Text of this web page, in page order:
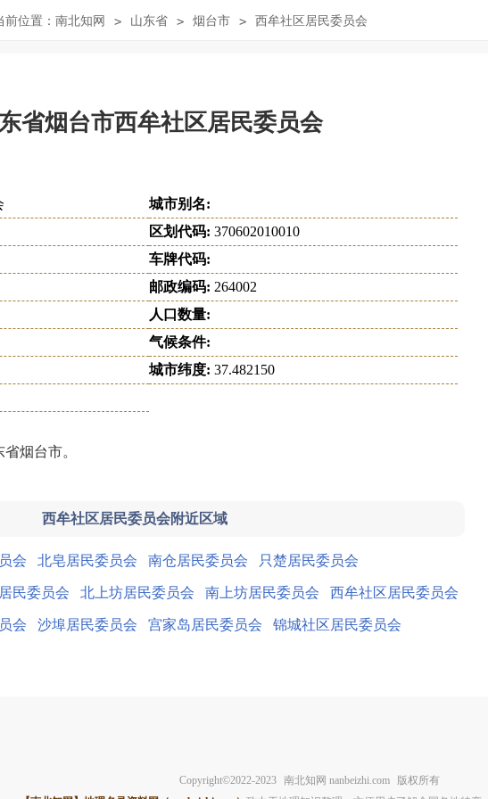
前位置： 南北知网 > 山东省 > 烟台市 > 西牟社区居民委员会
省烟台市西牟社区居民委员会
城市别名:
区划代码: 370602010010
车牌代码:
邮政编码: 264002
人口数量:
气候条件:
城市纬度: 37.482150
烟台市。
西牟社区居民委员会附近区域
会 北皂居民委员会 南仓居民委员会 只楚居民委员会
民委员会 北上坊居民委员会 南上坊居民委员会 西牟社区居民委员会
会 沙埠居民委员会 宫家岛居民委员会 锦城社区居民委员会
Copyright©2022-2023 南北知网 nanbeizhi.com
版权所有